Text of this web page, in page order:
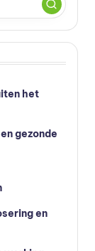
het
gezonde
en